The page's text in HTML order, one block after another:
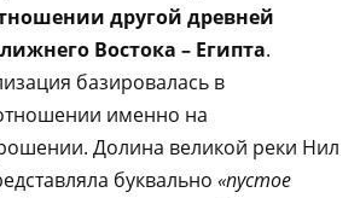
другой древней
Востока – Египта.
базировалась в
именно на
Долина великой реки Нил
буквально «пустое